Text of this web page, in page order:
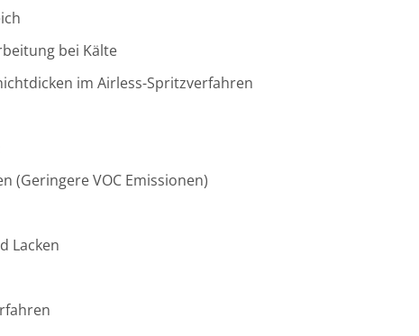
bei Kälte
im Airless-Spritzverfahren
(Geringere VOC Emissionen)
Lacken